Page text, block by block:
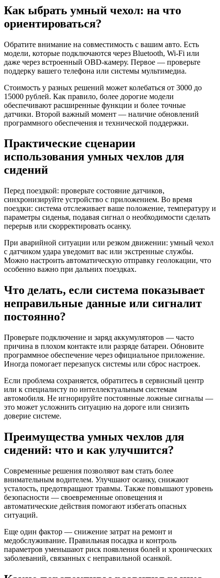
Как ыбрать умный чехол: на что
ориентироваться?
Обратите внимание на совместимость с вашим авто. Есть
модели, которые подключаются через Bluetooth, Wi-Fi или
даже через встроенный OBD‑камеру. Первое — проверьте
поддерку вашего телефона или системы мультимедиа.
Стоимость у разных решений может колебаться от 3000 до
15000 рублей. Как правило, более дорогие модели
обеспечивают расширенные функции и более точные
датчики. Второй важный момент — наличие обновлений
программного обеспечения и технической поддержки.
Практические сценарии
использования умных чехлов для
сидений
Перед поездкой: проверьте состояние датчиков,
синхронизируйте устройство с приложением. Во время
поездки: система отслеживает ваше положение, температуру и
параметры сиденья, подавая сигнал о необходимости сделать
перерыв или скорректировать осанку.
При аварийной ситуации или резком движении: умный чехол
с датчиком удара уведомит вас или экстренные службы.
Можно настроить автоматическую отправку геолокации, что
особенно важно при дальних поездках.
Что делать, если система показывает
неправильные данные или сигналит
постоянно?
Проверьте подключение и заряд аккумуляторов — часто
причина в плохом контакте или разряде батареи. Обновите
программное обеспечение через официальное приложение.
Иногда помогает перезапуск системы или сброс настроек.
Если проблема сохраняется, обратитесь в сервисный центр
или к специалисту по интеллектуальным системам
автомобиля. Не игнорируйте постоянные ложные сигналы —
это может усложнить ситуацию на дороге или снизить
доверие системе.
Преимущества умных чехлов для
сидений: что и как улучшится?
Современные решения позволяют вам стать более
внимательным водителем. Улучшают осанку, снижают
усталость, предотвращают травмы. Также повышают уровень
безопасности — своевременные оповещения и
автоматические действия помогают избегать опасных
ситуаций.
Еще один фактор — снижение затрат на ремонт и
медобслуживание. Правильная посадка и контроль
параметров уменьшают риск появления болей и хронических
заболеваний, связанных с неправильной осанкой.